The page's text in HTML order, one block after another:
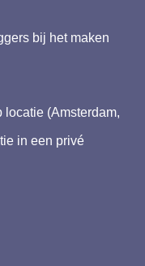
bij het maken
(Amsterdam,
in een privé